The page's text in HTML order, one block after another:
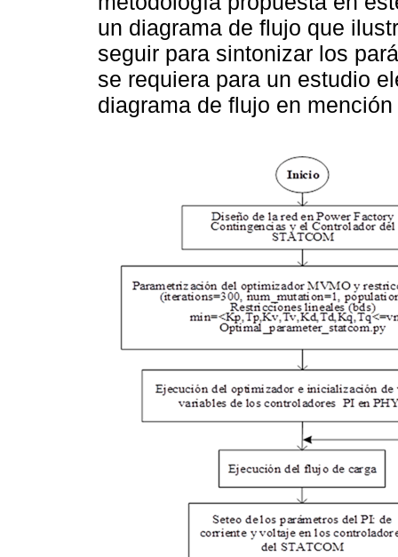
un diagrama de flujo que
seguir para sintonizar los
se requiera para un estudio
diagrama de flujo en